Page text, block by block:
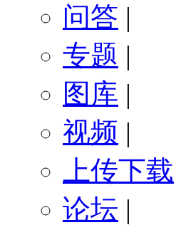
问答 |
专题 |
图库 |
视频 |
上传下载
论坛 |